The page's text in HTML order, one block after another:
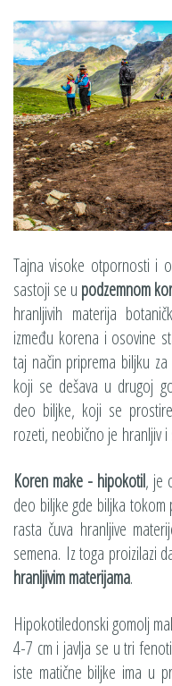
Tajna visoke otpornosti i
sastoji se u podzemnom
hranljivih materija
između korena i osovine
taj način priprema biljku
koji se dešava u drugoj
deo biljke, koji se
rozeti, neobično je hranljiv i
Koren make - hipokotil, je
deo biljke gde biljka tokom
rasta čuva hranljive
semena. Iz toga proizilazi
hranljivim materijama.
Hipokotiledonski gomolj
4-7 cm i javlja se u tri
iste matične biljke ima u